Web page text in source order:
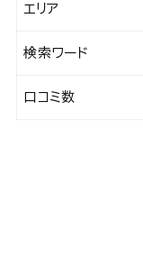
エリア
検索ワード
口コミ数